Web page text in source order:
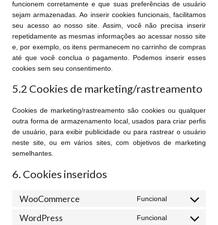
funcionem corretamente e que suas preferências de usuário
sejam armazenadas. Ao inserir cookies funcionais, facilitamos
seu acesso ao nosso site. Assim, você não precisa inserir
repetidamente as mesmas informações ao acessar nosso site
e, por exemplo, os itens permanecem no carrinho de compras
até que você conclua o pagamento. Podemos inserir esses
cookies sem seu consentimento.
5.2 Cookies de marketing/rastreamento
Cookies de marketing/rastreamento são cookies ou qualquer
outra forma de armazenamento local, usados para criar perfis
de usuário, para exibir publicidade ou para rastrear o usuário
neste site, ou em vários sites, com objetivos de marketing
semelhantes.
6. Cookies inseridos
WooCommerce Funcional
WordPress Funcional